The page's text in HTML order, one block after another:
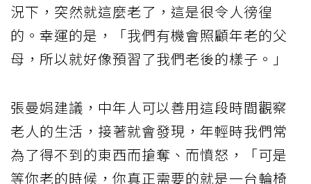
況下，突然就這麼老了，這是很令人徬徨
的。幸運的是，「我們有機會照顧年老的父
母，所以就好像預習了我們老後的樣子。」
張曼娟建議，中年人可以善用這段時間觀察
老人的生活，接著就會發現，年輕時我們常
為了得不到的東西而搶奪、而憤怒，「可是
等你老的時候，你真正需要的就是一台輪椅